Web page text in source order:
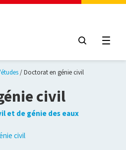
Aller au contenu principal
Doctorat en génie civil
civil
et de génie des eaux
civil